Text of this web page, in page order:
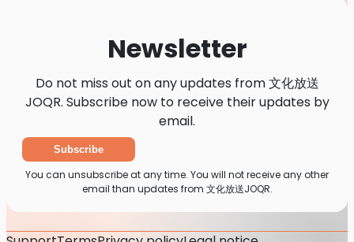
Newsletter
Do not miss out on any updates from 文化放送
JOQR. Subscribe now to receive their updates by
email.
Subscribe
You can unsubscribe at any time. You will not receive any other
email than updates from 文化放送JOQR.